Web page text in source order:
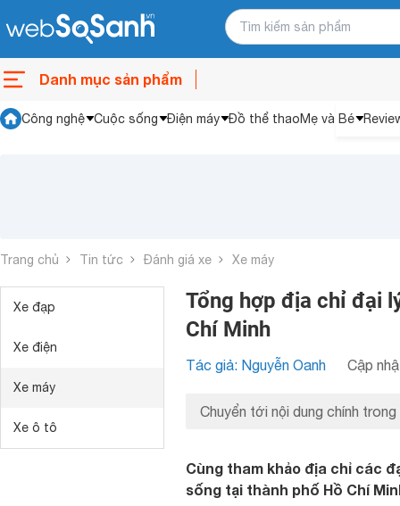
Danh mục sản phẩm
Công nghệ Cuộc sống Điện máy Đồ thể thaoMẹ và Bé
Trang chủ Tin tức Đánh giá xe Xe máy
Xe đạp
Xe điện
Xe máy
Xe ô tô
Tổng hợp địa chỉ đại
Chí Minh
Tác giả: Nguyễn Oanh Cập
Chuyển tới nội dung chính trong
Cùng tham khảo địa chỉ các
sống tại thành phố Hồ Chí